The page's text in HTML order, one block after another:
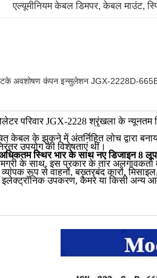
एल्यूमीनियम केबल डिमपर, केबल माउंट,
अवशोषण कंपन इन्सुलेशन JGX-2228D-665B
परिवार JGX-2228 श्रृंखला के
केबल के झुकने में अंतर्निहित लोच द्वारा
उपयोग की विशेषताएं थीं।
स्थिर भार के साथ नए डिजाइन 8 लूप
के साथ, इस प्रकार के तार
रूप से वाहनों, बख्तरबंद कारों,
उपकरण, कैमरे या किसी अन्य